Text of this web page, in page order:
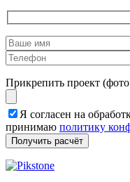
Прикрепить проект
Я согласен на
принимаю политику